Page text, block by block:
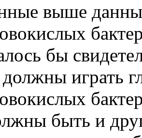
выше
бы
играть
быть и